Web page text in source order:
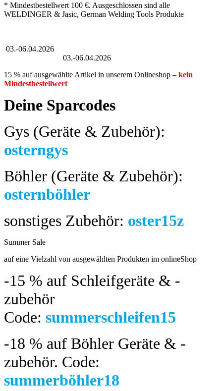
* Mindestbestellwert 100 €. Ausgeschlossen sind alle
WELDINGER & Jasic, German Welding Tools Produkte
03.-06.04.2026
03.-06.04.2026
15 % auf ausgewählte Artikel in unserem Onlineshop – kein
Mindestbestellwert
Deine Sparcodes
Gys (Geräte & Zubehör):
osterngys
Böhler (Geräte & Zubehör):
osternböhler
sonstiges Zubehör: oster15z
Summer Sale
auf eine Vielzahl von ausgewählten Produkten im onlineShop
-15 % auf Schleifgeräte & -
zubehör
Code: summerschleifen15
-18 % auf Böhler Geräte & -
zubehör. Code:
summerböhler18